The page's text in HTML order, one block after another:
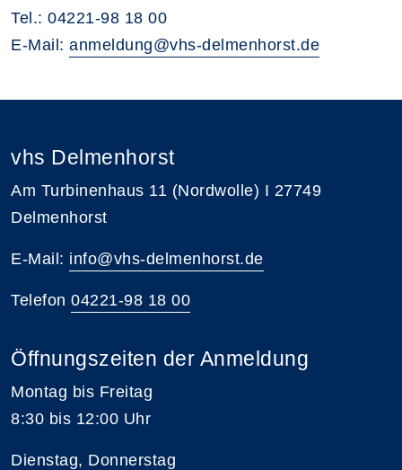
Tel.: 04221-98 18 00
E-Mail: anmeldung@vhs-delmenhorst.de
vhs Delmenhorst
Am Turbinenhaus 11 (Nordwolle) I 27749
Delmenhorst
E-Mail: info@vhs-delmenhorst.de
Telefon 04221-98 18 00
Öffnungszeiten der Anmeldung
Montag bis Freitag
8:30 bis 12:00 Uhr
Dienstag, Donnerstag